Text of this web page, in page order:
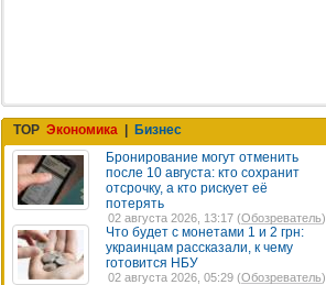
TOP Экономика
Бизнес
Бронирование могут отменить
после 10 августа: кто сохранит
отсрочку, а кто рискует её
потерять
02 августа 2026, 13:17 (Обозреватель)
Что будет с монетами 1 и 2 грн:
украинцам рассказали, к чему
готовится НБУ
02 августа 2026, 05:29 (Обозреватель)